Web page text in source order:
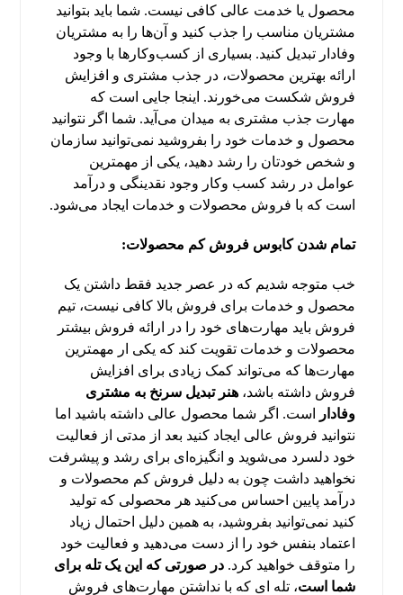
محصول یا خدمت عالی کافی نیست. شما باید بتوانید
مشتریان مناسب را جذب کنید و آن‌ها را به مشتریان
وفادار تبدیل کنید. بسیاری از کسب‌وکارها با وجود
ارائه بهترین محصولات، در جذب مشتری و افزایش
فروش شکست می‌خورند. اینجا جایی است که
مهارت جذب مشتری به میدان می‌آید. شما اگر نتوانید
محصول و خدمات خود را بفروشید نمی‌توانید سازمان
و شخص خودتان را رشد دهید، یکی از مهمترین
عوامل در رشد کسب وکار وجود نقدینگی و درآمد
است که با فروش محصولات و خدمات ایجاد می‌شود.
تمام شدن کابوس فروش کم محصولات:
خب متوجه شدیم که در عصر جدید فقط داشتن یک
محصول و خدمات برای فروش بالا کافی نیست، تیم
فروش باید مهارت‌های خود را در ارائه فروش بیشتر
محصولات و خدمات تقویت کند که یکی ار مهمترین
مهارت‌ها که می‌تواند کمک زیادی برای افزایش
فروش داشته باشد،هنر تبدیل سرنخ به مشتری
وفادار
است. اگر شما محصول عالی داشته باشید اما
نتوانید فروش عالی ایجاد کنید بعد از مدتی از فعالیت
خود دلسرد می‌شوید و انگیزه‌ای برای رشد و پیشرفت
نخواهید داشت چون به دلیل فروش کم محصولات و
درآمد پایین احساس می‌کنید هر محصولی که تولید
کنید نمی‌توانید بفروشید، به همین دلیل احتمال زیاد
اعتماد بنفس خود را از دست می‌دهید و فعالیت خود
را متوقف خواهید کرد.در صورتی که این یک تله برای
شما است، تله ای که با نداشتن مهارت‌های فروش